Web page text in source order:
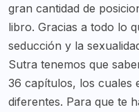
gran cantidad de
libro. Gracias a todo lo
seducción y la
Sutra tenemos que
36 capítulos, los cuales
diferentes. Para que te